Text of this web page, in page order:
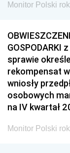
Monitor Polski
GOSPODARKI
sprawie
rekompensat
wniosły
osobowych
na IV kwartał
Monitor Polski